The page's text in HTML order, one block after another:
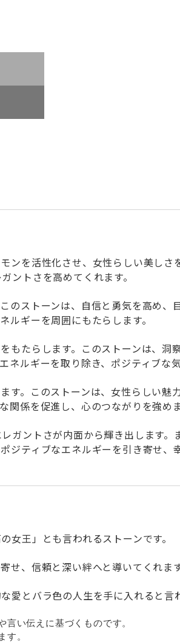
ンを活性化させ、女性らしい美し
ントさを高めてくれます。
のストーンは、自信と勇気を高め、
ルギーを周囲にもたらします。
もたらします。このストーンは、洞
ルギーを取り除き、ポジティブな
す。このストーンは、女性らしい魅
係を促進し、心のつながりを強めま
ガントさが内面から輝き出します
ジティブなエネルギーを引き寄せ、
女王」とも言われるストーンです。
せ、信頼と深い絆へと導いてくれます
とバラ色の人生を手に入れると言
い伝えに基づくものです。
す。